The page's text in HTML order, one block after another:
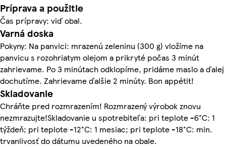
Príprava a použitie
Čas prípravy: viď obal.
Varná doska
Pokyny: Na panvici: mrazenú zeleninu (300 g) vložíme na
panvicu s rozohriatym olejom a prikryté počas 3 minút
zahrievame. Po 3 minútach odklopíme, pridáme maslo a ďalej
dochutíme. Zahrievame ďalšie 2 minúty. Bon appétit!
Skladovanie
Chráňte pred rozmrazením! Rozmrazený výrobok znovu
nezmrazujte!Skladovanie u spotrebiteľa: pri teplote -6°C: 1
týždeň; pri teplote -12°C: 1 mesiac; pri teplote -18°C: min.
trvanlivosť do dátumu uvedeného na obale.